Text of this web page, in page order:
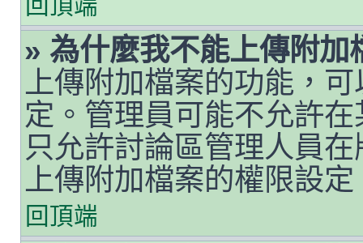
» 為什麼我不能上傳附加
上傳附加檔案的功能，
定。管理員可能不允許
只允許討論區管理人員
上傳附加檔案的權限設
回頂端